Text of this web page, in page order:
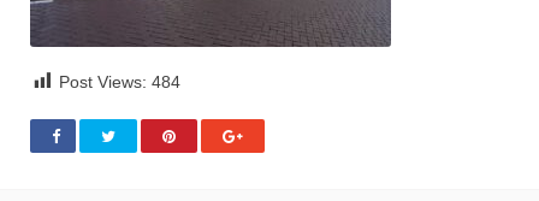
Post Views: 484